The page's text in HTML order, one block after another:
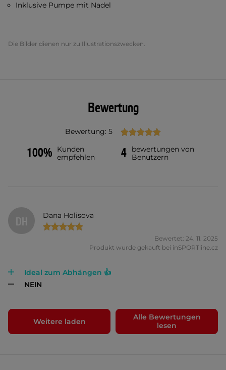
Inklusive Pumpe mit Nadel
Die Bilder dienen nur zu Illustrationszwecken.
Bewertung
Bewertung: 5
100%
Kunden
empfehlen
4
bewertungen von
Benutzern
DH Dana Holisova
Bewertet: 24. 11. 2025
Produkt wurde gekauft bei inSPORTline.cz
Ideal zum Abhängen 👍
NEIN
Weitere laden
Alle Bewertungen
lesen